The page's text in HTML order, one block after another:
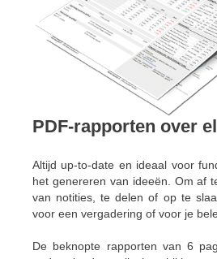
PDF-rapporten over
Altijd up-to-date en ideaal voor
het genereren van ideeën. Om af
van notities, te delen of op te
voor een vergadering of voor je
De beknopte rapporten van 6